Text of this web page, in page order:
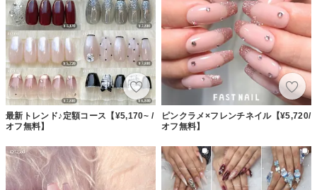
最新トレンド♪定額コース【¥5,170~ /
オフ無料】
ピンクラメ×フレンチネイル【¥5,720/
オフ無料】